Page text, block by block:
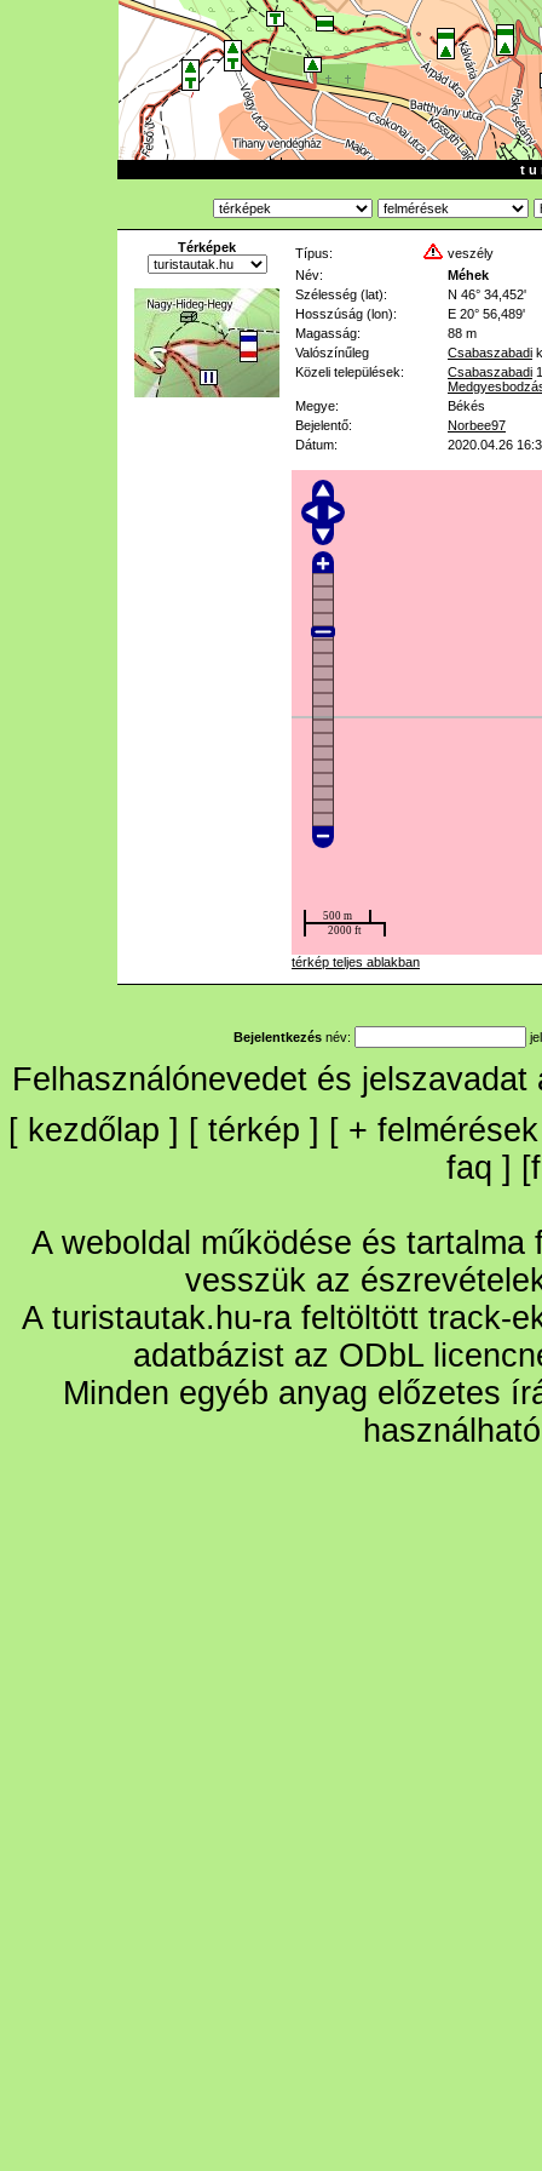
t u
Térképek Típus:
veszély
Név:
Méhek
Szélesség (lat):
N 46° 34,452'
Hosszúság (lon):
E 20° 56,489'
Magasság:
88 m
Valószínűleg
Csabaszabadi
Közeli települések:
Csabaszabadi
Megye:
Békés
Bejelentő:
Norbee97
Dátum:
2020.04.26
térkép teljes ablakban
Bejelentkezés név:
Felhasználónevedet és
[ kezdőlap ] [ térkép ] [ + felmérések
faq ] [
A weboldal működése és
vesszük az
A turistautak.hu-ra feltöltött track-
adatbázist az ODbL
Minden egyéb anyag előzetes